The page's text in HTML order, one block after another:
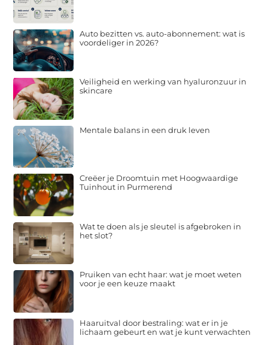
Auto bezitten vs. auto-abonnement: wat is
voordeliger in 2026?
Veiligheid en werking van hyaluronzuur in
skincare
Mentale balans in een druk leven
Creëer je Droomtuin met Hoogwaardige
Tuinhout in Purmerend
Wat te doen als je sleutel is afgebroken in
het slot?
Pruiken van echt haar: wat je moet weten
voor je een keuze maakt
Haaruitval door bestraling: wat er in je
lichaam gebeurt en wat je kunt verwachten